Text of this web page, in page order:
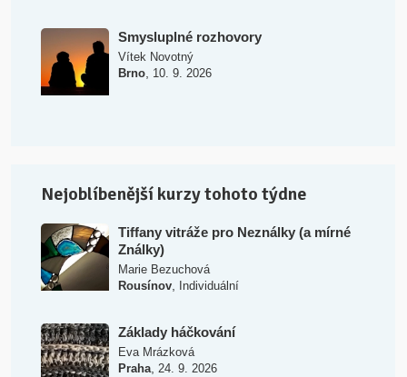
Smysluplné rozhovory
Vítek Novotný
Brno, 10. 9. 2026
Nejoblíbenější kurzy tohoto týdne
Tiffany vitráže pro Neználky (a mírné
Ználky)
Marie Bezuchová
Rousínov, Individuální
Základy háčkování
Eva Mrázková
Praha, 24. 9. 2026